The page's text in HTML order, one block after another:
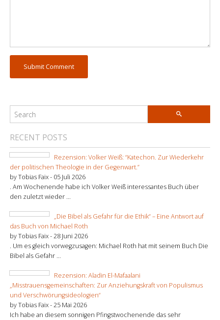
RECENT POSTS
Rezension: Volker Weiß: “Katechon. Zur Wiederkehr
der politischen Theologie in der Gegenwart.”
by Tobias Faix - 05 Juli 2026
. Am Wochenende habe ich Volker Weiß interessantes Buch über
den zuletzt wieder ...
„Die Bibel als Gefahr für die Ethik“ – Eine Antwort auf
das Buch von Michael Roth
by Tobias Faix -28 Juni 2026
. Um es gleich vorwegzusagen: Michael Roth hat mit seinem Buch Die
Bibel als Gefahr ...
Rezension: Aladin El-Mafaalani
„Misstrauensgemeinschaften: Zur Anziehungskraft von Populismus
und Verschwörungsideologien“
by Tobias Faix -25 Mai 2026
Ich habe an diesem sonnigen Pfingstwochenende das sehr